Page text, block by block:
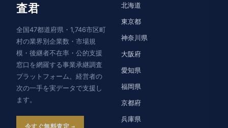
査君
全国47都道府県・1,746市区町
村の業界別企業数・市場規
模・後継者不在率・公的支援
窓口を網羅する事業承継調査
プラットフォーム。経営者の
次の一手を実データで支援し
ます。
今すぐ無料査定
北海道
東京都
神奈川県
大阪府
愛知県
福岡県
京都府
兵庫県